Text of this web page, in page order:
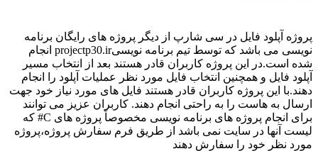
پروژه آپلود فایل در سی شارپ از دیگر پروژه های رایگان برنامه
نویسی می باشد که توسط تیم برنامه نویسیprojectp30.ir انجام
شده است.در این پروژه کاربران قادر هستند بعد از انتخاب مسیر
آپلود فایل و همچنین انتخاب فایل مورد نظر عملیات آپلود را انجام
دهند.با این پروژه کاربران قادر هستند فایل های مورد نیاز خود جهت
ارسال به هاست را به راحتی انجام دهند. کاربران عزیز می توانند
برای انجام پروژه های برنامه نویسی مخصوصاً پروژه های C# که
لیست آنها در سایت نمی باشد از طریق فرم سفارش پروژه،پروژه
مورد نظر خود را سفارش دهند